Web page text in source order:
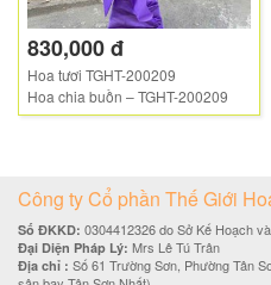
830,000 đ
Hoa tươi TGHT-200209
Hoa chia buồn – TGHT-200209
Công ty Cổ phần Thế Giới
Số ĐKKD: 0304412326 do Sở Kế Hoạch
Đại Diện Pháp Lý: Mrs Lê Tú Trân
Địa chỉ : Số 61 Trường Sơn, Phường Tân